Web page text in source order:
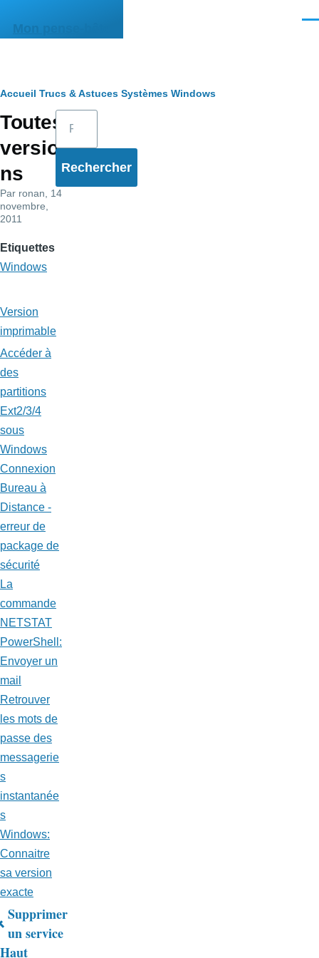
Mon pense-bête
Fil
d'Ariane
Accueil Trucs & Astuces Systèmes Windows
Toutes
versio
ns
Par ronan , 14
novembre,
2011
Etiquettes
Windows
Version
imprimable
Accéder à
des
partitions
Ext2/3/4
sous
Windows
Connexion
Bureau à
Distance -
erreur de
package de
sécurité
La
commande
NETSTAT
PowerShell:
Envoyer un
mail
Retrouver
les mots de
passe des
messagerie
s
instantanée
s
Windows:
Connaitre
sa version
exacte
Liens
Supprimer
un service
Haut
Rechercher